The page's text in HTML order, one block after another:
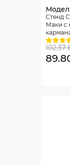
Стенд
Маки с
102.37